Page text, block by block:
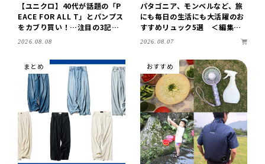
【ユニクロ】40代が話題の「P
EACE FOR ALL T」とパンプス
をカブり買い！…注目の3記事
をチェック♪【LEE100人隊・2
2026.08.08
パタゴニア、モンベルなど、旅
にも毎日の生活にも大活躍のお
すすめリュック5選 ＜編集部
セレクト＞【LEEマルシェ】
2026.08.07
まとめ おすすめ